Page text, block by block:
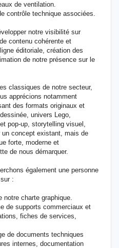
de ventilation.
contrôle technique associées.
notre visibilité sur
contenu cohérente et
éditoriale, création des
de notre présence sur le
classiques de notre secteur,
apprécions notamment
des formats originaux et
univers Lego,
pop-up, storytelling visuel,
concept existant, mais de
forte, moderne et
de nous démarquer.
également une personne
:
notre charte graphique.
de supports commerciaux et
fiches de services,
de documents techniques
internes, documentation